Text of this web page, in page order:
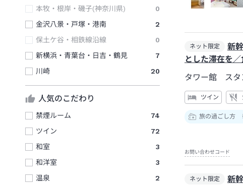
本牧・根岸・磯子(神奈川県)
0
金沢八景・戸塚・港南
2
保土ケ谷・相鉄線沿線
0
新横浜・青葉台・日吉・鶴見
7
川崎
20
人気のこだわり
禁煙ルーム
74
ツイン
72
和室
3
和洋室
3
温泉
2
ネット限定
新
とした滞在を
タワー館 スタ
ツイン
旅の過ごし方
お問い合わせコード
ネット限定
新